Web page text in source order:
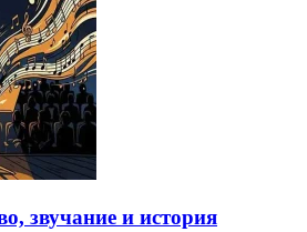
звучание и история